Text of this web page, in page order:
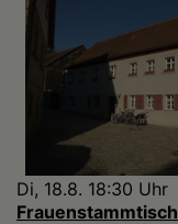
Di, 18.8. 18:30 Uhr
Frauenstammtisch